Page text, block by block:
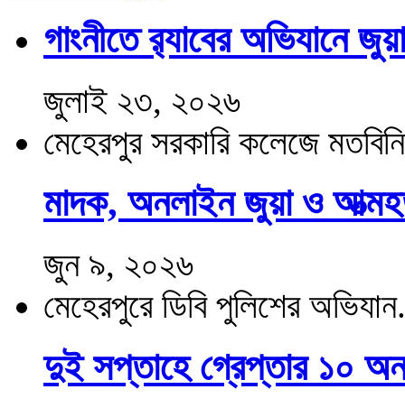
গাংনীতে র‍্যাবের অভিযানে
জুলাই ২৩, ২০২৬
মেহেরপুর সরকারি কলেজে
মাদক, অনলাইন জুয়া ও
জুন ৯, ২০২৬
মেহেরপুরে ডিবি পুলিশের
দুই সপ্তাহে গ্রেপ্তার ১০